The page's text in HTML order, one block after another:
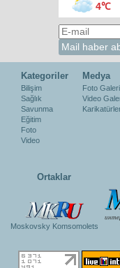
4℃
Kategoriler
Bilişim
Sağlık
Savunma
Eğitim
Foto
Video
Medya
Foto Galeri
Video
Ortaklar
Moskovsky Komsomolets